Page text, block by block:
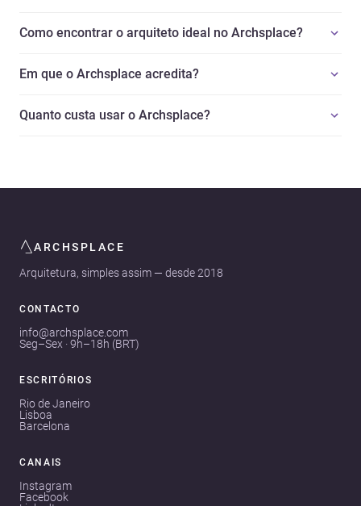
Como encontrar o arquiteto ideal no Archsplace?
Em que o Archsplace acredita?
Quanto custa usar o Archsplace?
ARCHSPLACE
Arquitetura, simples assim — desde 2018
CONTACTO
info@archsplace.com
Seg–Sex · 9h–18h (BRT)
ESCRITÓRIOS
Rio de Janeiro
Lisboa
Barcelona
CANAIS
Instagram
Facebook